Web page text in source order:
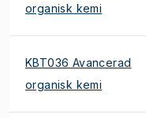
organisk kemi
KBT036 Avancerad
organisk kemi